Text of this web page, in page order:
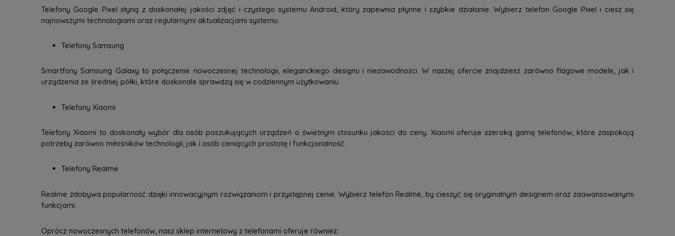
Telefony Google Pixel słyną z doskonałej jakości zdjęć i czystego systemu Android, który zapewnia płynne i szybkie działanie. Wybierz telefon Google Pixel i ciesz się
najnowszymi technologiami oraz regularnymi aktualizacjami systemu.
Telefony Samsung
Smartfony Samsung Galaxy to połączenie nowoczesnej technologii, eleganckiego designu i niezawodności. W naszej ofercie znajdziesz zarówno flagowe modele, jak i
urządzenia ze średniej półki, które doskonale sprawdzą się w codziennym użytkowaniu.
Telefony Xiaomi
Telefony Xiaomi to doskonały wybór dla osób poszukujących urządzeń o świetnym stosunku jakości do ceny. Xiaomi oferuje szeroką gamę telefonów, które zaspokoją
potrzeby zarówno miłośników technologii, jak i osób ceniących prostotę i funkcjonalność.
Telefony Realme
Realme zdobywa popularność dzięki innowacyjnym rozwiązaniom i przystępnej cenie. Wybierz telefon Realme, by cieszyć się oryginalnym designem oraz zaawansowanymi
funkcjami.
Oprócz nowoczesnych telefonów, nasz sklep internetowy z telefonami oferuje również: